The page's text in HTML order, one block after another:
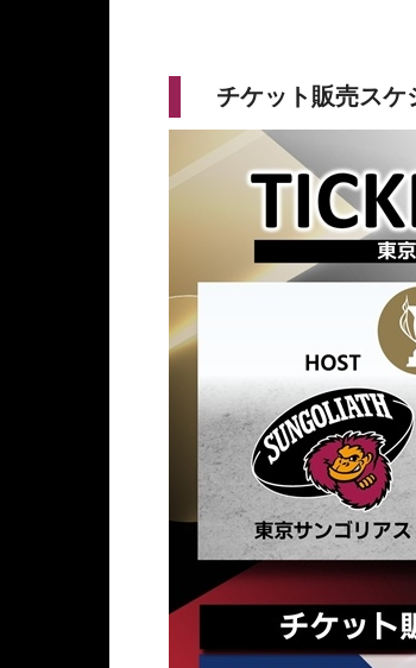
チケット販売スケ